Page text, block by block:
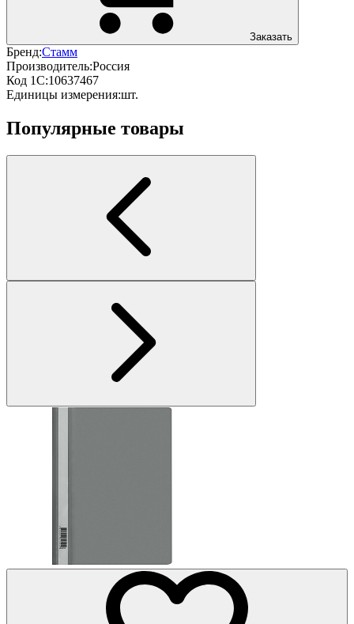
Заказать
Бренд:Стамм
Производитель:Россия
Код 1С:10637467
Единицы измерения:шт.
Популярные товары